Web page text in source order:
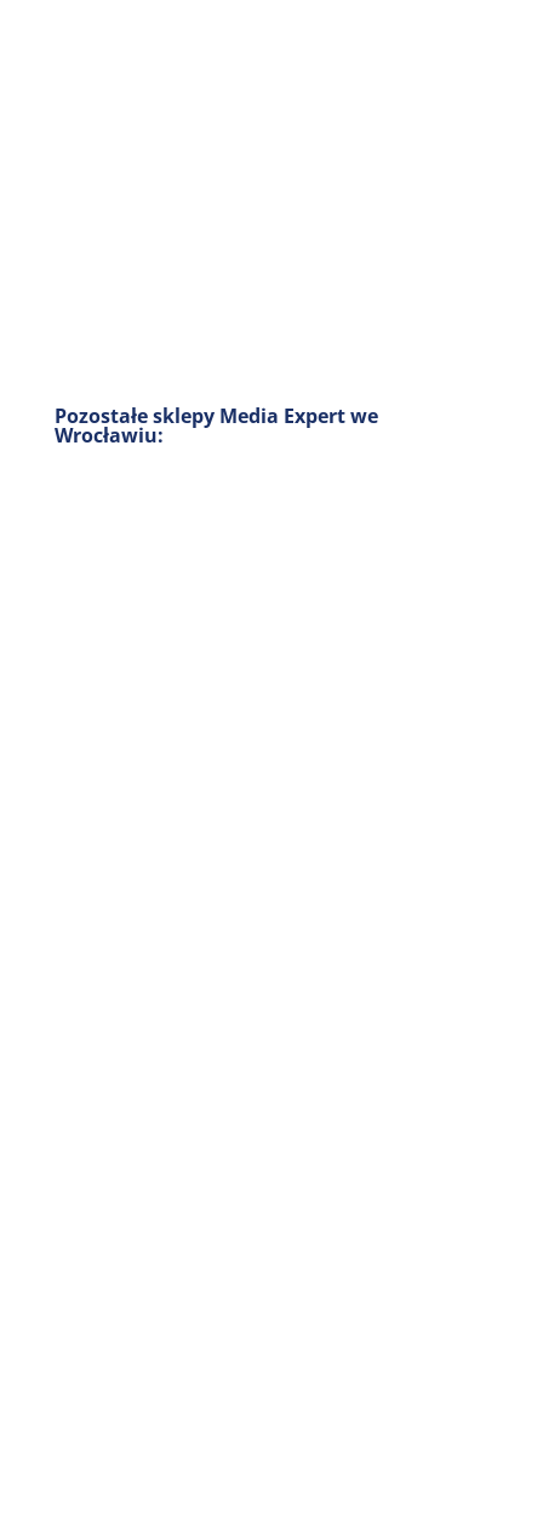
Pozostałe sklepy Media Expert we
Wrocławiu: